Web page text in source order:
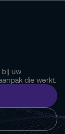
bij uw
die werkt.